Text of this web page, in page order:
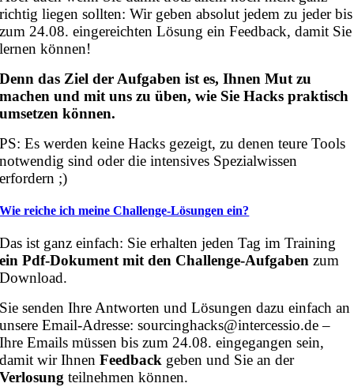
richtig liegen sollten: Wir geben absolut jedem zu jeder bis
zum 24.08. eingereichten Lösung ein Feedback, damit Sie
lernen können!
Denn das Ziel der Aufgaben ist es, Ihnen Mut zu
machen und mit uns zu üben, wie Sie Hacks praktisch
umsetzen können.
PS: Es werden keine Hacks gezeigt, zu denen teure Tools
notwendig sind oder die intensives Spezialwissen
erfordern ;)
Wie reiche ich meine Challenge-Lösungen ein?
Das ist ganz einfach: Sie erhalten jeden Tag im Training
ein Pdf-Dokument mit den Challenge-Aufgaben zum
Download.
Sie senden Ihre Antworten und Lösungen dazu einfach an
unsere Email-Adresse: sourcinghacks@intercessio.de –
Ihre Emails müssen bis zum 24.08. eingegangen sein,
damit wir Ihnen Feedback geben und Sie an der
Verlosung teilnehmen können.